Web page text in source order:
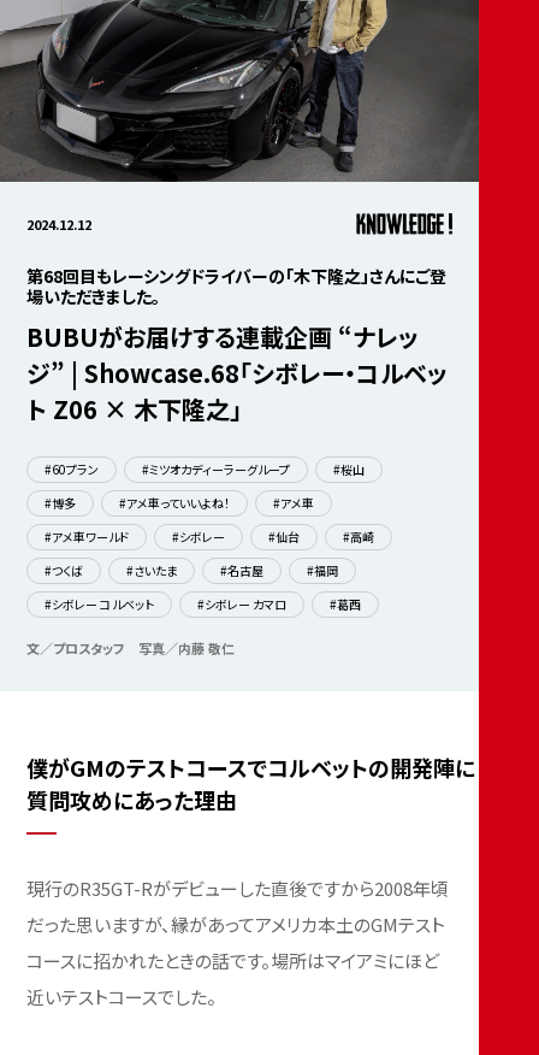
2024.12.12
第68回目もレーシングドライバーの「木下隆之」さんにご登
場いただきました。
BUBUがお届けする連載企画 “ナレッ
ジ” | Showcase.68「シボレー・コルベッ
ト Z06 × 木下隆之」
#60プラン #ミツオカディーラーグループ
#桜山
#博多
#アメ車っていいよね！
#アメ車
#アメ車ワールド
#シボレー #仙台
#高崎
#つくば
#さいたま #名古屋
#福岡
#シボレー コルベット
#シボレー カマロ #葛西
文／プロスタッフ 写真／内藤 敬仁
僕がGMのテストコースでコルベットの開発陣に
質問攻めにあった理由
現行のR35GT-Rがデビューした直後ですから2008年頃
だった思いますが、縁があってアメリカ本土のGMテスト
コースに招かれたときの話です。場所はマイアミにほど
近いテストコースでした。